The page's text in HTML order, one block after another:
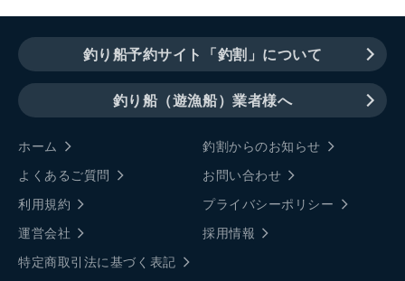
釣り船予約サイト「釣割」について
釣り船（遊漁船）業者様へ
ホーム
釣割からのお知らせ
よくあるご質問
お問い合わせ
利用規約
プライバシーポリシー
運営会社
採用情報
特定商取引法に基づく表記